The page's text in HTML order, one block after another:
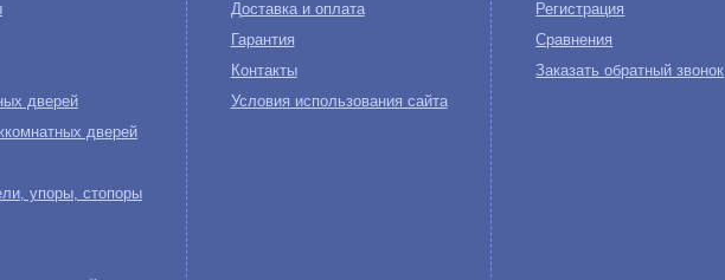
дверей
дверей
упоры, стопоры
Доставка и оплата
Гарантия
Контакты
Условия использования сайта
Регистрация
Сравнения
Заказать обратный звонок